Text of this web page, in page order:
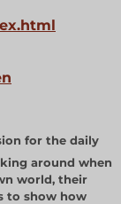
for the daily
around when
world, their
to show how